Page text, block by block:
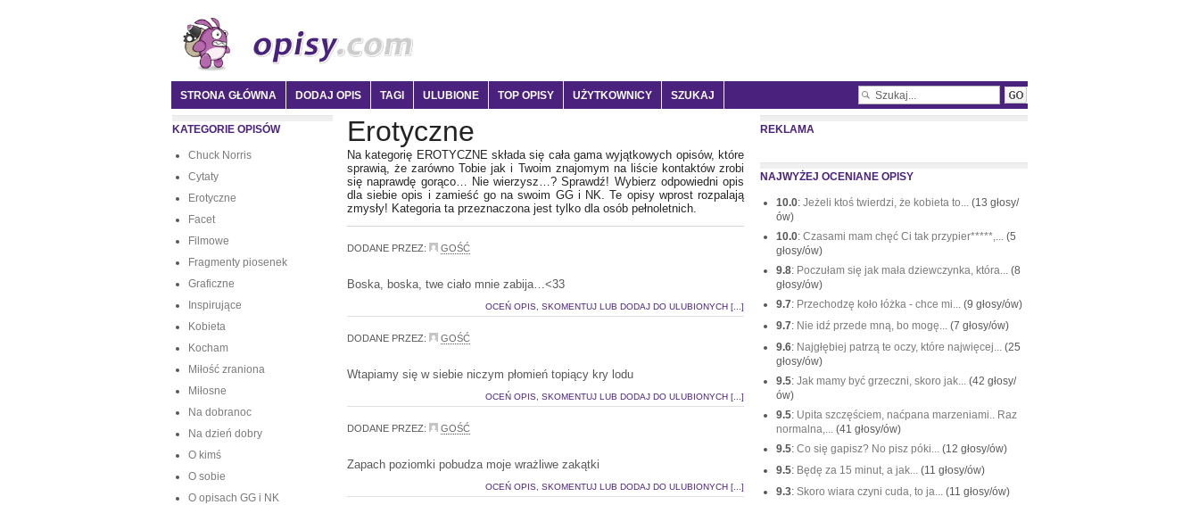
STRONA GŁÓWNA DODAJ OPIS TAGI ULUBIONE TOP OPISY UŻYTKOWNICY SZUKAJ
KATEGORIE OPISÓW
Chuck Norris
Cytaty
Erotyczne
Facet
Filmowe
Fragmenty piosenek
Graficzne
Inspirujące
Kobieta
Kocham
Miłość zraniona
Miłosne
Na dobranoc
Na dzień dobry
O kimś
O sobie
O opisach GG i NK
Erotyczne
Na kategorię EROTYCZNE składa się cała gama wyjątkowych opisów, które
sprawią, że zarówno Tobie jak i Twoim znajomym na liście kontaktów zrobi
się naprawdę gorąco… Nie wierzysz…? Sprawdź! Wybierz odpowiedni opis
dla siebie opis i zamieść go na swoim GG i NK. Te opisy wprost rozpalają
zmysły! Kategoria ta przeznaczona jest tylko dla osób pełnoletnich.
DODANE PRZEZ: GOŚĆ
Boska, boska, twe ciało mnie zabija…<33
OCEŃ OPIS, SKOMENTUJ LUB DODAJ DO ULUBIONYCH [...]
DODANE PRZEZ: GOŚĆ
Wtapiamy się w siebie niczym płomień topiący kry lodu
OCEŃ OPIS, SKOMENTUJ LUB DODAJ DO ULUBIONYCH [...]
DODANE PRZEZ: GOŚĆ
Zapach poziomki pobudza moje wrażliwe zakątki
OCEŃ OPIS, SKOMENTUJ LUB DODAJ DO ULUBIONYCH [...]
REKLAMA
NAJWYŻEJ OCENIANE OPISY
10.0: Jeżeli ktoś twierdzi, że kobieta to... (13 głosy/
ów)
10.0: Czasami mam chęć Ci tak przypier*****,... (5
głosy/ów)
9.8: Poczułam się jak mała dziewczynka, która... (8
głosy/ów)
9.7: Przechodzę koło łóżka - chce mi... (9 głosy/ów)
9.7: Nie idź przede mną, bo mogę... (7 głosy/ów)
9.6: Najgłębiej patrzą te oczy, które najwięcej... (25
głosy/ów)
9.5: Jak mamy być grzeczni, skoro jak... (42 głosy/
ów)
9.5: Upita szczęściem, naćpana marzeniami.. Raz
normalna,... (41 głosy/ów)
9.5: Co się gapisz? No pisz póki... (12 głosy/ów)
9.5: Będę za 15 minut, a jak... (11 głosy/ów)
9.3: Skoro wiara czyni cuda, to ja... (11 głosy/ów)